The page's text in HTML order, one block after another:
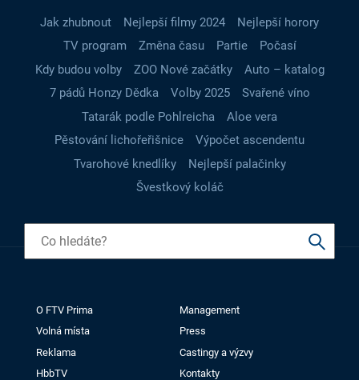
Jak zhubnout Nejlepší filmy 2024
Nejlepší horory
TV program
Změna času Partie
Počasí
Kdy budou volby
ZOO Nové začátky
Auto – katalog
7 pádů Honzy Dědka
Volby 2025
Svařené víno
Tatarák podle Pohlreicha
Aloe vera
Pěstování lichořeřišnice
Výpočet ascendentu
Tvarohové knedlíky
Nejlepší palačinky
Švestkový koláč
O FTV Prima
Management
Volná místa
Press
Reklama
Castingy a výzvy
HbbTV
Kontakty